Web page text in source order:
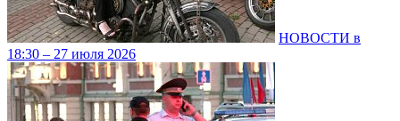
НОВОСТИ в
18:30 – 27 июля 2026